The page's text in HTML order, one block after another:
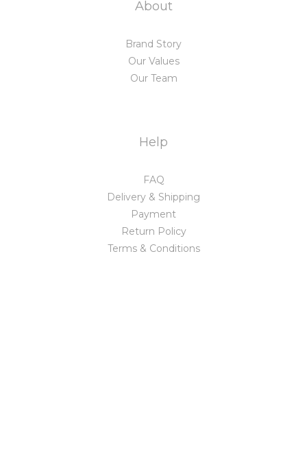
About
Brand Story
Our Values
Our Team
Help
FAQ
Delivery & Shipping
Payment
Return Policy
Terms & Conditions